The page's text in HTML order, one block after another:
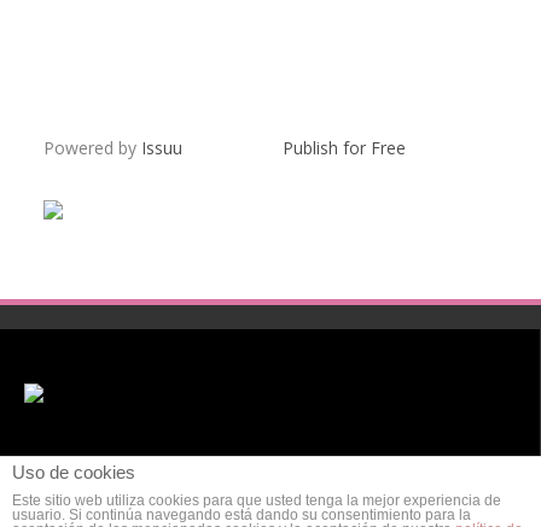
Powered by Issuu Publish for Free
Uso de cookies
Este sitio web utiliza cookies para que usted tenga la mejor experiencia de
usuario. Si continúa navegando está dando su consentimiento para la